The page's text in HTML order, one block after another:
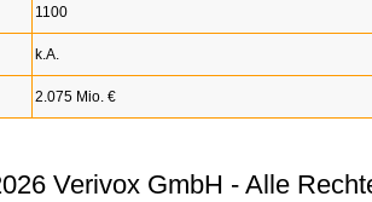
1100
k.A.
2.075 Mio. €
Verivox GmbH - Alle